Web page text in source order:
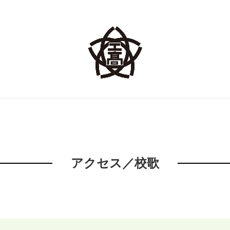
アクセス／校歌